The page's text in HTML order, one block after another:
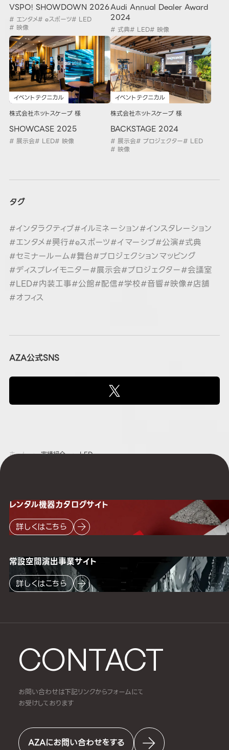
ホーム 実績紹介 LED
VSPO! SHOWDOWN 2026
# エンタメ# eスポーツ# LED
# 映像
Audi Annual Dealer Award
2024
# 式典# LED# 映像
イベントテクニカル
株式会社ホットスケープ 様
SHOWCASE 2025
# 展示会# LED# 映像
イベントテクニカル
株式会社ホットスケープ 様
BACKSTAGE 2024
# 展示会# プロジェクター# LED
# 映像
タグ
#インタラクティブ#イルミネーション#インスタレーション
#エンタメ#興行#eスポーツ#イマーシブ#公演#式典
#セミナールーム#舞台#プロジェクションマッピング
#ディスプレイモニター#展示会#プロジェクター#会議室
#LED#内装工事#公館#配信#学校#音響#映像#店舗
#オフィス
AZA公式SNS
CONTACT
お問い合わせは下記リンクからフォームにて
お受けしております
AZAにお問い合わせをする
レンタル機器カタログサイト
詳しくはこちら
常設空間演出事業サイト
詳しくはこちら